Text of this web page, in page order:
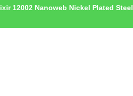
12002 Nanoweb Nickel Plated Steel